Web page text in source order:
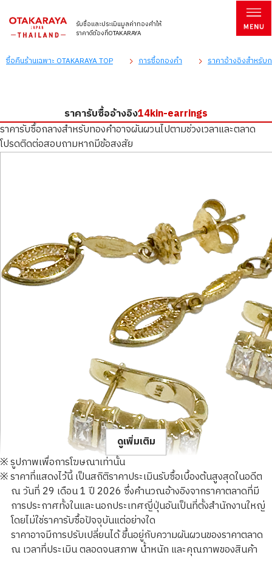
รับซื้อและประเมินมูลค่าทองคำให้
ราคาดีต้องที่OTAKARAYA
ซื้อคืนร้านเฉพาะ OTAKARAYA TOP การซื้อทองคำ ราคาอ้างอิงสำหรับ
ราคารับซื้ออ้างอิง14kin-earrings
ราคารับซื้อกลางสำหรับทองคำอาจผันผวนไปตามช่วงเวลาและตลาด
โปรดติดต่อสอบถามหากมีข้อสงสัย
14K gold (K14) earrings collection
5.2g
ราคารับซื้ออ้างอิง
ดูเพิ่มเติม
※ รูปภาพเพื่อการโฆษณาเท่านั้น
※ ราคาที่แสดงไว้นี้ เป็นสถิติราคาประเมินรับซื้อเบื้องต้นสูงสุดในอดีต
ณ วันที่ 29 เดือน 1 ปี 2026 ซึ่งคำนวณอ้างอิงจากราคาตลาดที่มี
การประกาศทั้งในและนอกประเทศญี่ปุ่นอันเป็นที่ตั้งสำนักงานใหญ่
โดยไม่ใช่ราคารับซื้อปัจจุบันแต่อย่างใด
ราคาอาจมีการปรับเปลี่ยนได้ ขึ้นอยู่กับความผันผวนของราคาตลาด
ณ เวลาที่ประเมิน ตลอดจนสภาพ น้ำหนัก และคุณภาพของสินค้า